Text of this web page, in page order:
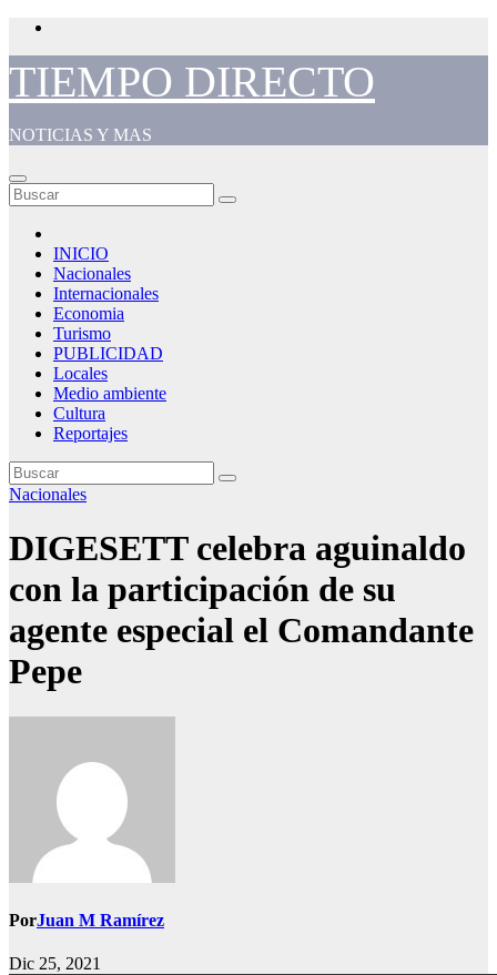
Saltar
contenido
TIEMPO DIRECTO
NOTICIAS Y MAS
INICIO
Nacionales
Internacionales
Economia
Turismo
PUBLICIDAD
Locales
Medio ambiente
Cultura
Reportajes
Nacionales
DIGESETT celebra aguinaldo
con la participación de su
agente especial el Comandante
Pepe
PorJuan M Ramírez
Dic 25, 2021